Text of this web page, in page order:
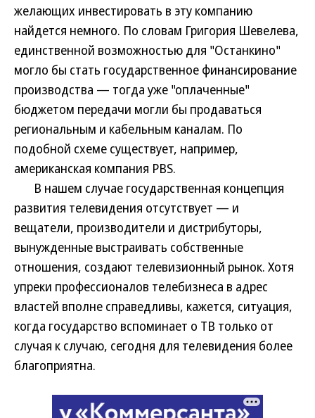
желающих инвестировать в эту компанию
найдется немного. По словам Григория Шевелева,
единственной возможностью для "Останкино"
могло бы стать государственное финансирование
производства — тогда уже "оплаченные"
бюджетом передачи могли бы продаваться
региональным и кабельным каналам. По
подобной схеме существует, например,
американская компания PBS.
В нашем случае государственная концепция
развития телевидения отсутствует — и
вещатели, производители и дистрибуторы,
вынужденные выстраивать собственные
отношения, создают телевизионный рынок. Хотя
упреки профессионалов телебизнеса в адрес
властей вполне справедливы, кажется, ситуация,
когда государство вспоминает о ТВ только от
случая к случаю, сегодня для телевидения более
благоприятна.